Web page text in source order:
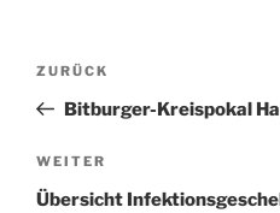
Beitrags-
Vorheriger
Beitrag
ZURÜCK
Bitburger-Kreispokal
Nächster
Beitrag
WEITER
Übersicht